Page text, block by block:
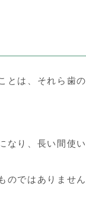
とは、それら歯の
なり、長い間使い
のではありません